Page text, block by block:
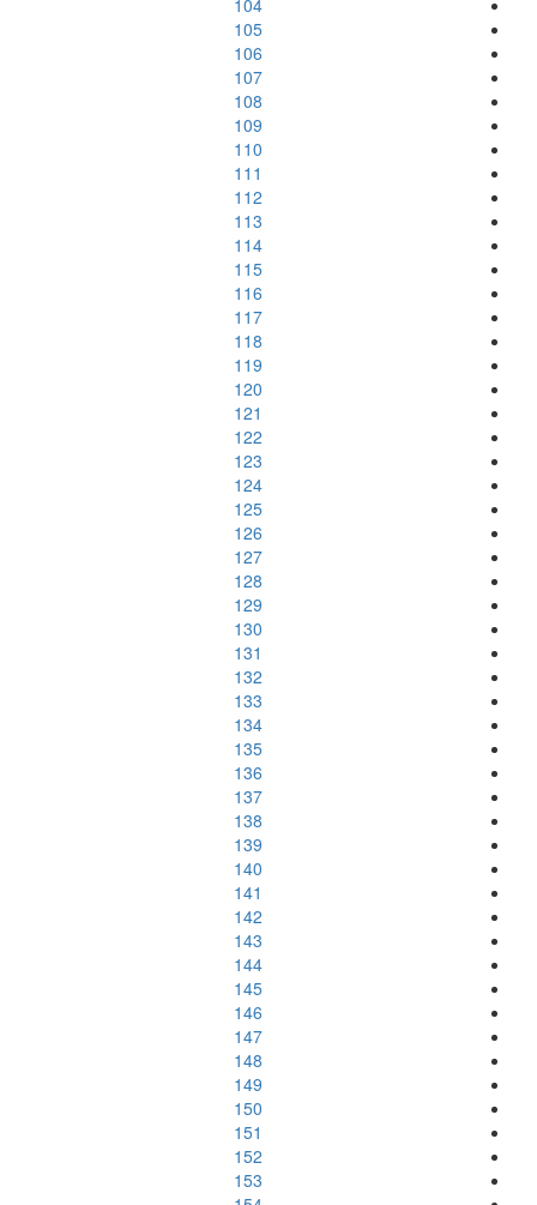
104
105
106
107
108
109
110
111
112
113
114
115
116
117
118
119
120
121
122
123
124
125
126
127
128
129
130
131
132
133
134
135
136
137
138
139
140
141
142
143
144
145
146
147
148
149
150
151
152
153